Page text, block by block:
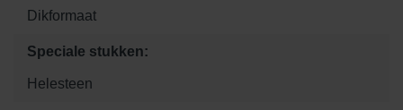
Dikformaat
Speciale stukken:
Helesteen